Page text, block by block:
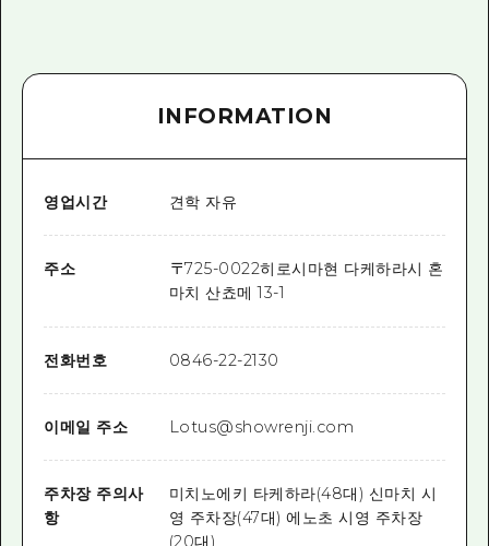
INFORMATION
영업시간 견학 자유
주소 〒725-0022히로시마현 다케하라시 혼
마치 산쵸메 13-1
전화번호 0846-22-2130
이메일 주소 Lotus@showrenji.com
주차장 주의사
항
미치노에키 타케하라(48대) 신마치 시
영 주차장(47대) 에노초 시영 주차장
(20대)